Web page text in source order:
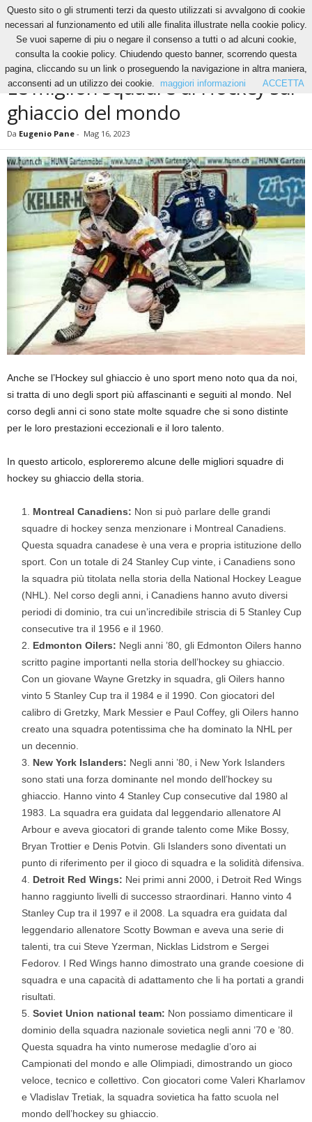
News Le migliori squadre di Hockey sul ghiaccio del mondo
NEWS
Le migliori squadre di Hockey sul
ghiaccio del mondo
Da Eugenio Pane - Mag 16, 2023
Anche se l’Hockey sul ghiaccio è uno sport meno noto qua da noi,
si tratta di uno degli sport più affascinanti e seguiti al mondo. Nel
corso degli anni ci sono state molte squadre che si sono distinte
per le loro prestazioni eccezionali e il loro talento.
In questo articolo, esploreremo alcune delle migliori squadre di
hockey su ghiaccio della storia.
Montreal Canadiens: Non si può parlare delle grandi
squadre di hockey senza menzionare i Montreal Canadiens.
Questa squadra canadese è una vera e propria istituzione dello
sport. Con un totale di 24 Stanley Cup vinte, i Canadiens sono
la squadra più titolata nella storia della National Hockey League
(NHL). Nel corso degli anni, i Canadiens hanno avuto diversi
periodi di dominio, tra cui un’incredibile striscia di 5 Stanley Cup
consecutive tra il 1956 e il 1960.
Edmonton Oilers: Negli anni ’80, gli Edmonton Oilers hanno
scritto pagine importanti nella storia dell’hockey su ghiaccio.
Con un giovane Wayne Gretzky in squadra, gli Oilers hanno
vinto 5 Stanley Cup tra il 1984 e il 1990. Con giocatori del
calibro di Gretzky, Mark Messier e Paul Coffey, gli Oilers hanno
creato una squadra potentissima che ha dominato la NHL per
un decennio.
New York Islanders: Negli anni ’80, i New York Islanders
sono stati una forza dominante nel mondo dell’hockey su
ghiaccio. Hanno vinto 4 Stanley Cup consecutive dal 1980 al
1983. La squadra era guidata dal leggendario allenatore Al
Arbour e aveva giocatori di grande talento come Mike Bossy,
Bryan Trottier e Denis Potvin. Gli Islanders sono diventati un
punto di riferimento per il gioco di squadra e la solidità difensiva.
Detroit Red Wings: Nei primi anni 2000, i Detroit Red Wings
hanno raggiunto livelli di successo straordinari. Hanno vinto 4
Stanley Cup tra il 1997 e il 2008. La squadra era guidata dal
leggendario allenatore Scotty Bowman e aveva una serie di
talenti, tra cui Steve Yzerman, Nicklas Lidstrom e Sergei
Fedorov. I Red Wings hanno dimostrato una grande coesione di
squadra e una capacità di adattamento che li ha portati a grandi
risultati.
Soviet Union national team: Non possiamo dimenticare il
dominio della squadra nazionale sovietica negli anni ’70 e ’80.
Questa squadra ha vinto numerose medaglie d’oro ai
Campionati del mondo e alle Olimpiadi, dimostrando un gioco
veloce, tecnico e collettivo. Con giocatori come Valeri Kharlamov
e Vladislav Tretiak, la squadra sovietica ha fatto scuola nel
mondo dell’hockey su ghiaccio.
Questo sito o gli strumenti terzi da questo utilizzati si avvalgono di cookie
necessari al funzionamento ed utili alle finalita illustrate nella cookie policy.
Se vuoi saperne di piu o negare il consenso a tutti o ad alcuni cookie,
consulta la cookie policy. Chiudendo questo banner, scorrendo questa
pagina, cliccando su un link o proseguendo la navigazione in altra maniera,
acconsenti ad un utilizzo dei cookie.
maggiori informazioni ACCETTA